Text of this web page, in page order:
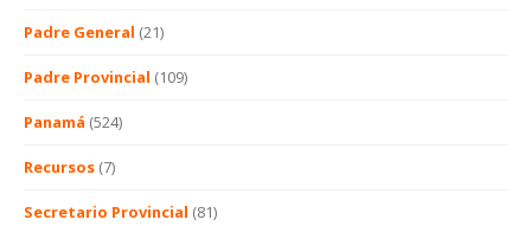
Padre General (21)
Padre Provincial (109)
Panamá (524)
Recursos (7)
Secretario Provincial (81)